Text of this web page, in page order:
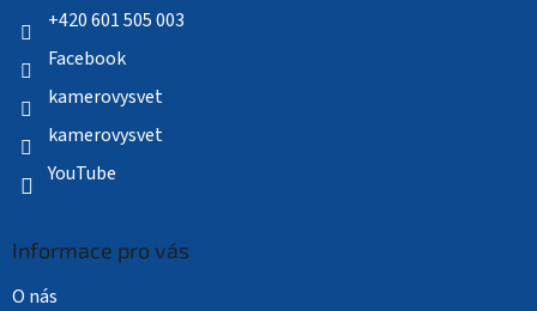
+420 601 505 003
Facebook
kamerovysvet
kamerovysvet
YouTube
Informace pro vás
O nás